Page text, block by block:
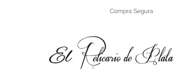
Compra Segura